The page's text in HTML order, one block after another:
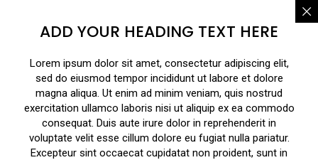
ADD YOUR HEADING TEXT HERE
Lorem ipsum dolor sit amet, consectetur adipiscing elit,
sed do eiusmod tempor incididunt ut labore et dolore
magna aliqua. Ut enim ad minim veniam, quis nostrud
exercitation ullamco laboris nisi ut aliquip ex ea commodo
consequat. Duis aute irure dolor in reprehenderit in
voluptate velit esse cillum dolore eu fugiat nulla pariatur.
Excepteur sint occaecat cupidatat non proident, sunt in